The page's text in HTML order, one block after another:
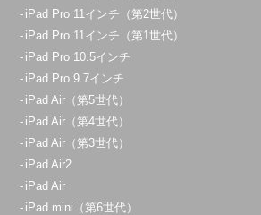
iPad Pro 11インチ（第2世代）
iPad Pro 11インチ（第1世代）
iPad Pro 10.5インチ
iPad Pro 9.7インチ
iPad Air（第5世代）
iPad Air（第4世代）
iPad Air（第3世代）
iPad Air2
iPad Air
iPad mini（第6世代）